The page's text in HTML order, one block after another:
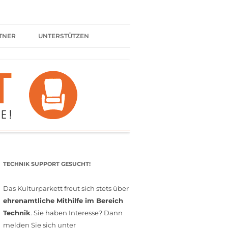
UNTERSTÜTZEN
SPENDEN
FÖRDERMITGLIED WERDEN
MITGLIEDSCHAFT
TECHNIK SUPPORT GESUCHT!
Das Kulturparkett freut sich stets über
ehrenamtliche Mithilfe im Bereich
Technik. Sie haben Interesse? Dann
melden Sie sich unter